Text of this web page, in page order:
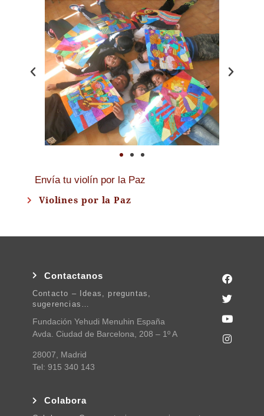
Envía tu violín por la Paz
Violines por la Paz
Contactanos
Contacto – Ideas, preguntas,
sugerencias…
Fundación Yehudi Menuhin España
Avda. Ciudad de Barcelona, 208 – 1º A
28007, Madrid
Tel: 915 340 143
Colabora